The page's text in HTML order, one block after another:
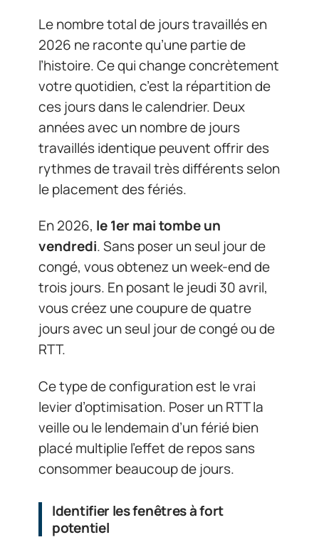
Le nombre total de jours travaillés en
2026 ne raconte qu’une partie de
l’histoire. Ce qui change concrètement
votre quotidien, c’est la répartition de
ces jours dans le calendrier. Deux
années avec un nombre de jours
travaillés identique peuvent offrir des
rythmes de travail très différents selon
le placement des fériés.
En 2026, le 1er mai tombe un
vendredi. Sans poser un seul jour de
congé, vous obtenez un week-end de
trois jours. En posant le jeudi 30 avril,
vous créez une coupure de quatre
jours avec un seul jour de congé ou de
RTT.
Ce type de configuration est le vrai
levier d’optimisation. Poser un RTT la
veille ou le lendemain d’un férié bien
placé multiplie l’effet de repos sans
consommer beaucoup de jours.
Identifier les fenêtres à fort
potentiel